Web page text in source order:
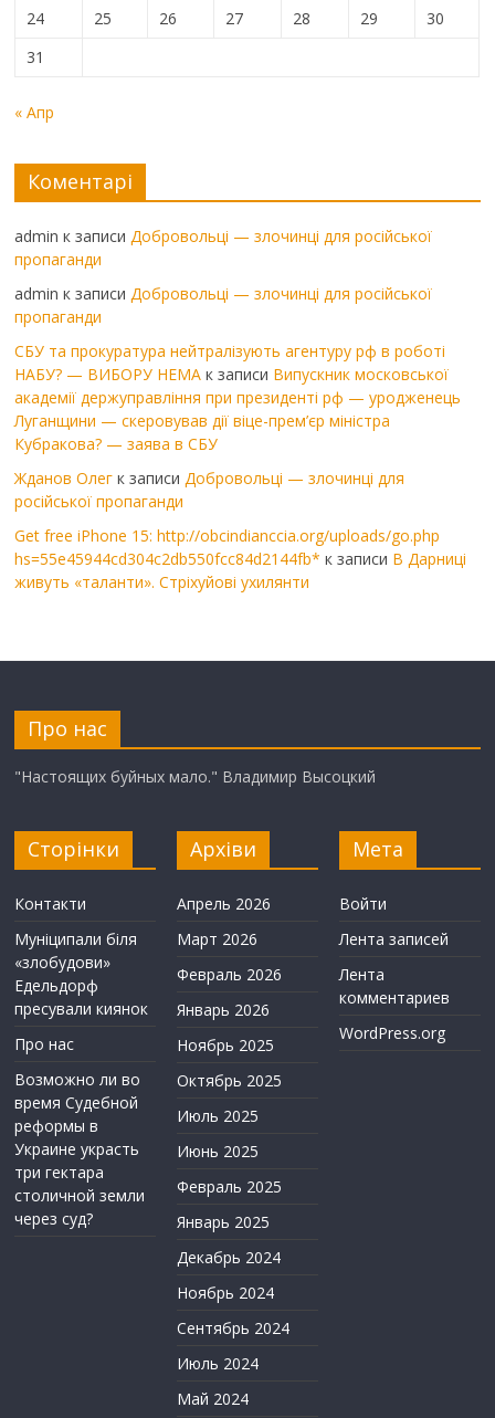
24 25 26 27 28 29
30
31
« Апр
Коментарі
admin к записиДобровольці — злочинці для російської
пропаганди
admin к записиДобровольці — злочинці для російської
пропаганди
СБУ та прокуратура нейтралізують агентуру рф в роботі
НАБУ? — ВИБОРУ НЕМА к записи Випускник московської
академії держуправління при президенті рф — уродженець
Луганщини — скеровував дії віце-прем’єр міністра
Кубракова? — заява в СБУ
Жданов Олег к записиДобровольці — злочинці для
російської пропаганди
Get free iPhone 15: http://obcindianccia.org/uploads/go.php
hs=55e45944cd304c2db550fcc84d2144fb* к записи В Дарниці
живуть «таланти». Стріхуйові ухилянти
Про нас
"Настоящих буйных мало." Владимир Высоцкий
Сторінки
Контакти
Муніципали біля
«злобудови»
Едельдорф
пресували киянок
Про нас
Возможно ли во
время Судебной
реформы в
Украине украсть
три гектара
столичной земли
через суд?
Архіви
Апрель 2026
Март 2026
Февраль 2026
Январь 2026
Ноябрь 2025
Октябрь 2025
Июль 2025
Июнь 2025
Февраль 2025
Январь 2025
Декабрь 2024
Ноябрь 2024
Сентябрь 2024
Июль 2024
Май 2024
Мета
Войти
Лента записей
Лента
комментариев
WordPress.org